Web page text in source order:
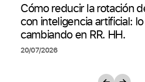
Cómo reducir la rotación
con inteligencia artificial:
cambiando en RR. HH.
20/07/2026